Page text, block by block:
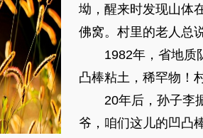
坳，醒来时发现山体
佛窝。村里的老人总
1982年，省地质队
凸棒粘土，稀罕物！
20年后，孙子李振
爷，咱们这儿的凹凸